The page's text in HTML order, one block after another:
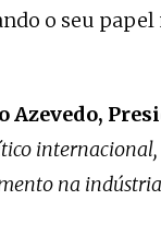
o seu
Azevedo,
internacional,
na